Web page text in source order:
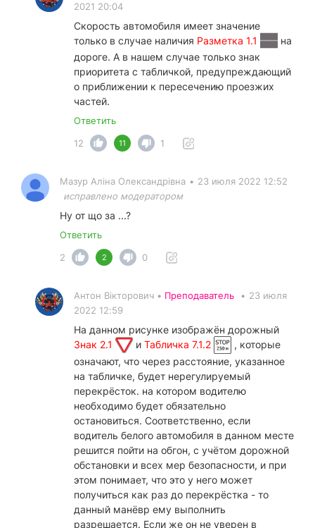
2021 20:04
Скорость автомобиля имеет значение
только в случае наличия Разметка 1.1
на
дороге. А в нашем случае только знак
приоритета с табличкой, предупреждающий
о приближении к пересечению проезжих
частей.
Ответить
12
11 1
Мазур Аліна Олександрівна • 23 июля 2022 12:52
исправлено модератором
Ну от що за ...?
Ответить
2
2 0
Антон Вікторович • Преподаватель • 23 июля
2022 12:59
На данном рисунке изображён дорожный
Знак 2.1
и Табличка 7.1.2
, которые
означают, что через расстояние, указанное
на табличке, будет нерегулируемый
перекрёсток. на котором водителю
необходимо будет обязательно
остановиться. Соответственно, если
водитель белого автомобиля в данном месте
решится пойти на обгон, с учётом дорожной
обстановки и всех мер безопасности, и при
этом понимает, что это у него может
получиться как раз до перекрёстка - то
данный манёвр ему выполнить
разрешается. Если же он не уверен в